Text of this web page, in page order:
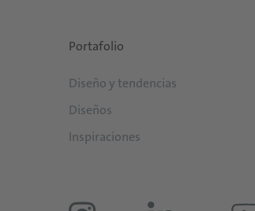
Portafolio
Diseño y tendencias
Diseños
Inspiraciones